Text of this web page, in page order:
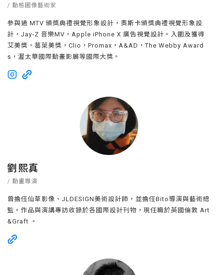
/ 動態圖像藝術家
參與過 MTV 頒獎典禮視覺形象設計，奧斯卡頒獎典禮視覺形象設
計，Jay-Z 音樂MV，Apple iPhone X 廣告視覺設計。入圍及獲得
艾美獎，葛萊美獎，Clio，Promax，A&AD，The Webby Award
s，渥太華國際動畫影展等國際大獎。
劉熙真
/ 動畫導演
曾擔任仙草影像、JLDESIGN美術設計師，並擔任Bito導演與藝術總
監。作品與演講專訪收錄於各國際設計刊物，現任職於英國倫敦 Art
&Graft 。